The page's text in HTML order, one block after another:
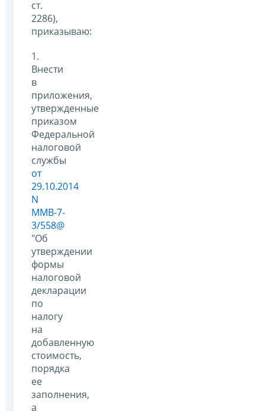
ст.
2286),
приказываю:
1.
Внести
в
приложения,
утвержденные
приказом
Федеральной
налоговой
службы
от
29.10.2014
N
ММВ-7-
3/558@
"Об
утверждении
формы
налоговой
декларации
по
налогу
на
добавленную
стоимость,
порядка
ее
заполнения,
а